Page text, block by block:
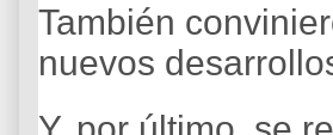
También
nuevos